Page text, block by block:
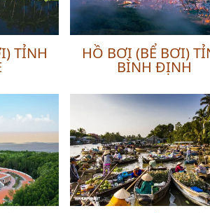
TỈNH HỒ BƠI (BỂ BƠI)
BÌNH ĐỊNH